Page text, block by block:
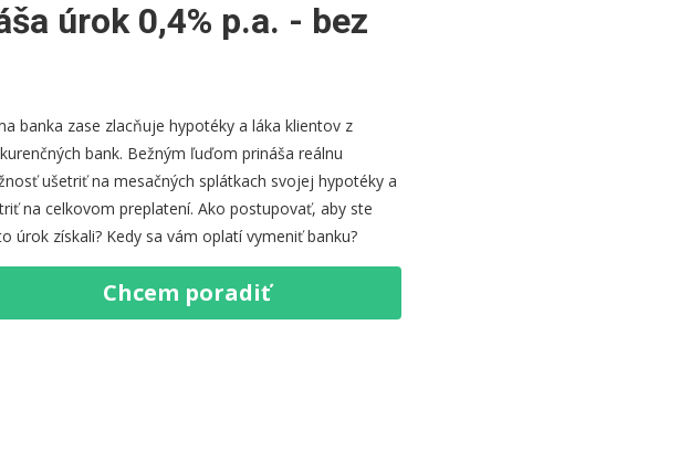
úrok 0,4% p.a. - bez
banka zase zlacňuje hypotéky a láka klientov z
bank. Bežným ľuďom prináša reálnu
ušetriť na mesačných splátkach svojej hypotéky a
na celkovom preplatení. Ako postupovať, aby ste
úrok získali? Kedy sa vám oplatí vymeniť banku?
Chcem poradiť